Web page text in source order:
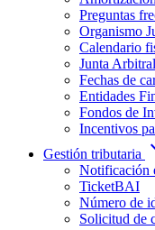
Preguntas
Organismo
Calendario
Junta
Fechas de
Entidades
Fondos de
Incentivos
Gestión tributaria
Notificación
TicketBAI
Número de
Solicitud de